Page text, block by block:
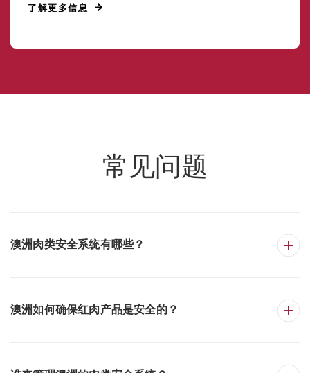
了解更多信息
常见问题
澳洲肉类安全系统有哪些？
澳洲如何确保红肉产品是安全的？